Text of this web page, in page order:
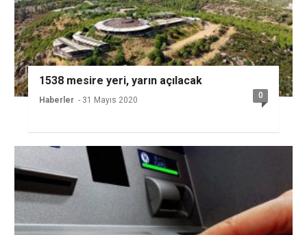
1538 mesire yeri, yarın açılacak
Haberler - 31 Mayıs 2020 0